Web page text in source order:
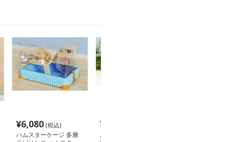
¥6,080(税込)
ハムスターケージ 多層
¥
ハムスターケージ 多機